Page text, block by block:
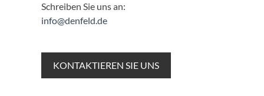
Schreiben Sie uns an:
info@denfeld.de
KONTAKTIEREN SIE UNS